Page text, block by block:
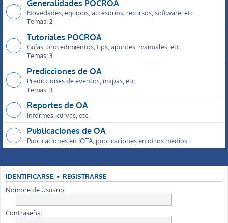
Generalidades POCROA
Novedades, equipos, accesorios, recursos, software, etc.
Temas:2
Tutoriales POCROA
Guías, procedimientos, tips, apuntes, manuales, etc.
Temas:3
Predicciones de OA
Predicciones de eventos, mapas, etc.
Temas:3
Reportes de OA
Informes, curvas, etc.
Publicaciones de OA
Publicaciones en IOTA, publicaciones en otros medios.
IDENTIFICARSE • REGISTRARSE
Nombre de Usuario:
Contraseña: